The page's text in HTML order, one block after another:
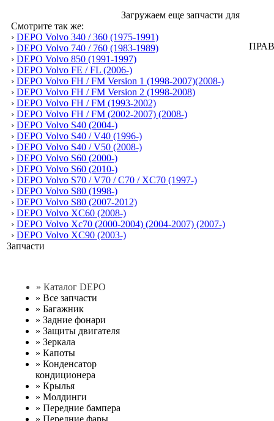
Загружаем еще запчасти для
Смотрите так же:
› DEPO Volvo 340 / 360 (1975-1991)
› DEPO Volvo 740 / 760 (1983-1989)
› DEPO Volvo 850 (1991-1997)
› DEPO Volvo FE / FL (2006-)
› DEPO Volvo FH / FM Version 1 (1998-2007)(2008-)
› DEPO Volvo FH / FM Version 2 (1998-2008)
› DEPO Volvo FH / FM (1993-2002)
› DEPO Volvo FH / FM (2002-2007) (2008-)
› DEPO Volvo S40 (2004-)
› DEPO Volvo S40 / V40 (1996-)
› DEPO Volvo S40 / V50 (2008-)
› DEPO Volvo S60 (2000-)
› DEPO Volvo S60 (2010-)
› DEPO Volvo S70 / V70 / C70 / XC70 (1997-)
› DEPO Volvo S80 (1998-)
› DEPO Volvo S80 (2007-2012)
› DEPO Volvo XC60 (2008-)
› DEPO Volvo Xc70 (2000-2004) (2004-2007) (2007-)
› DEPO Volvo XC90 (2003-)
Запчасти
» Каталог DEPO
» Все запчасти
» Багажник
» Задние фонари
» Защиты двигателя
» Зеркала
» Капоты
» Конденсатор
кондиционера
» Крылья
» Молдинги
» Передние бампера
» Передние фары